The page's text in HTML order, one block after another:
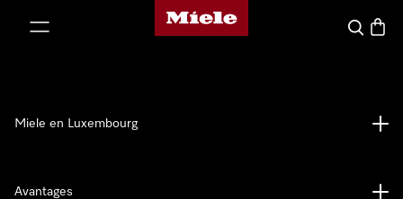
Page d'accueil de Miele
Panier
Miele en Luxembourg
Avantages